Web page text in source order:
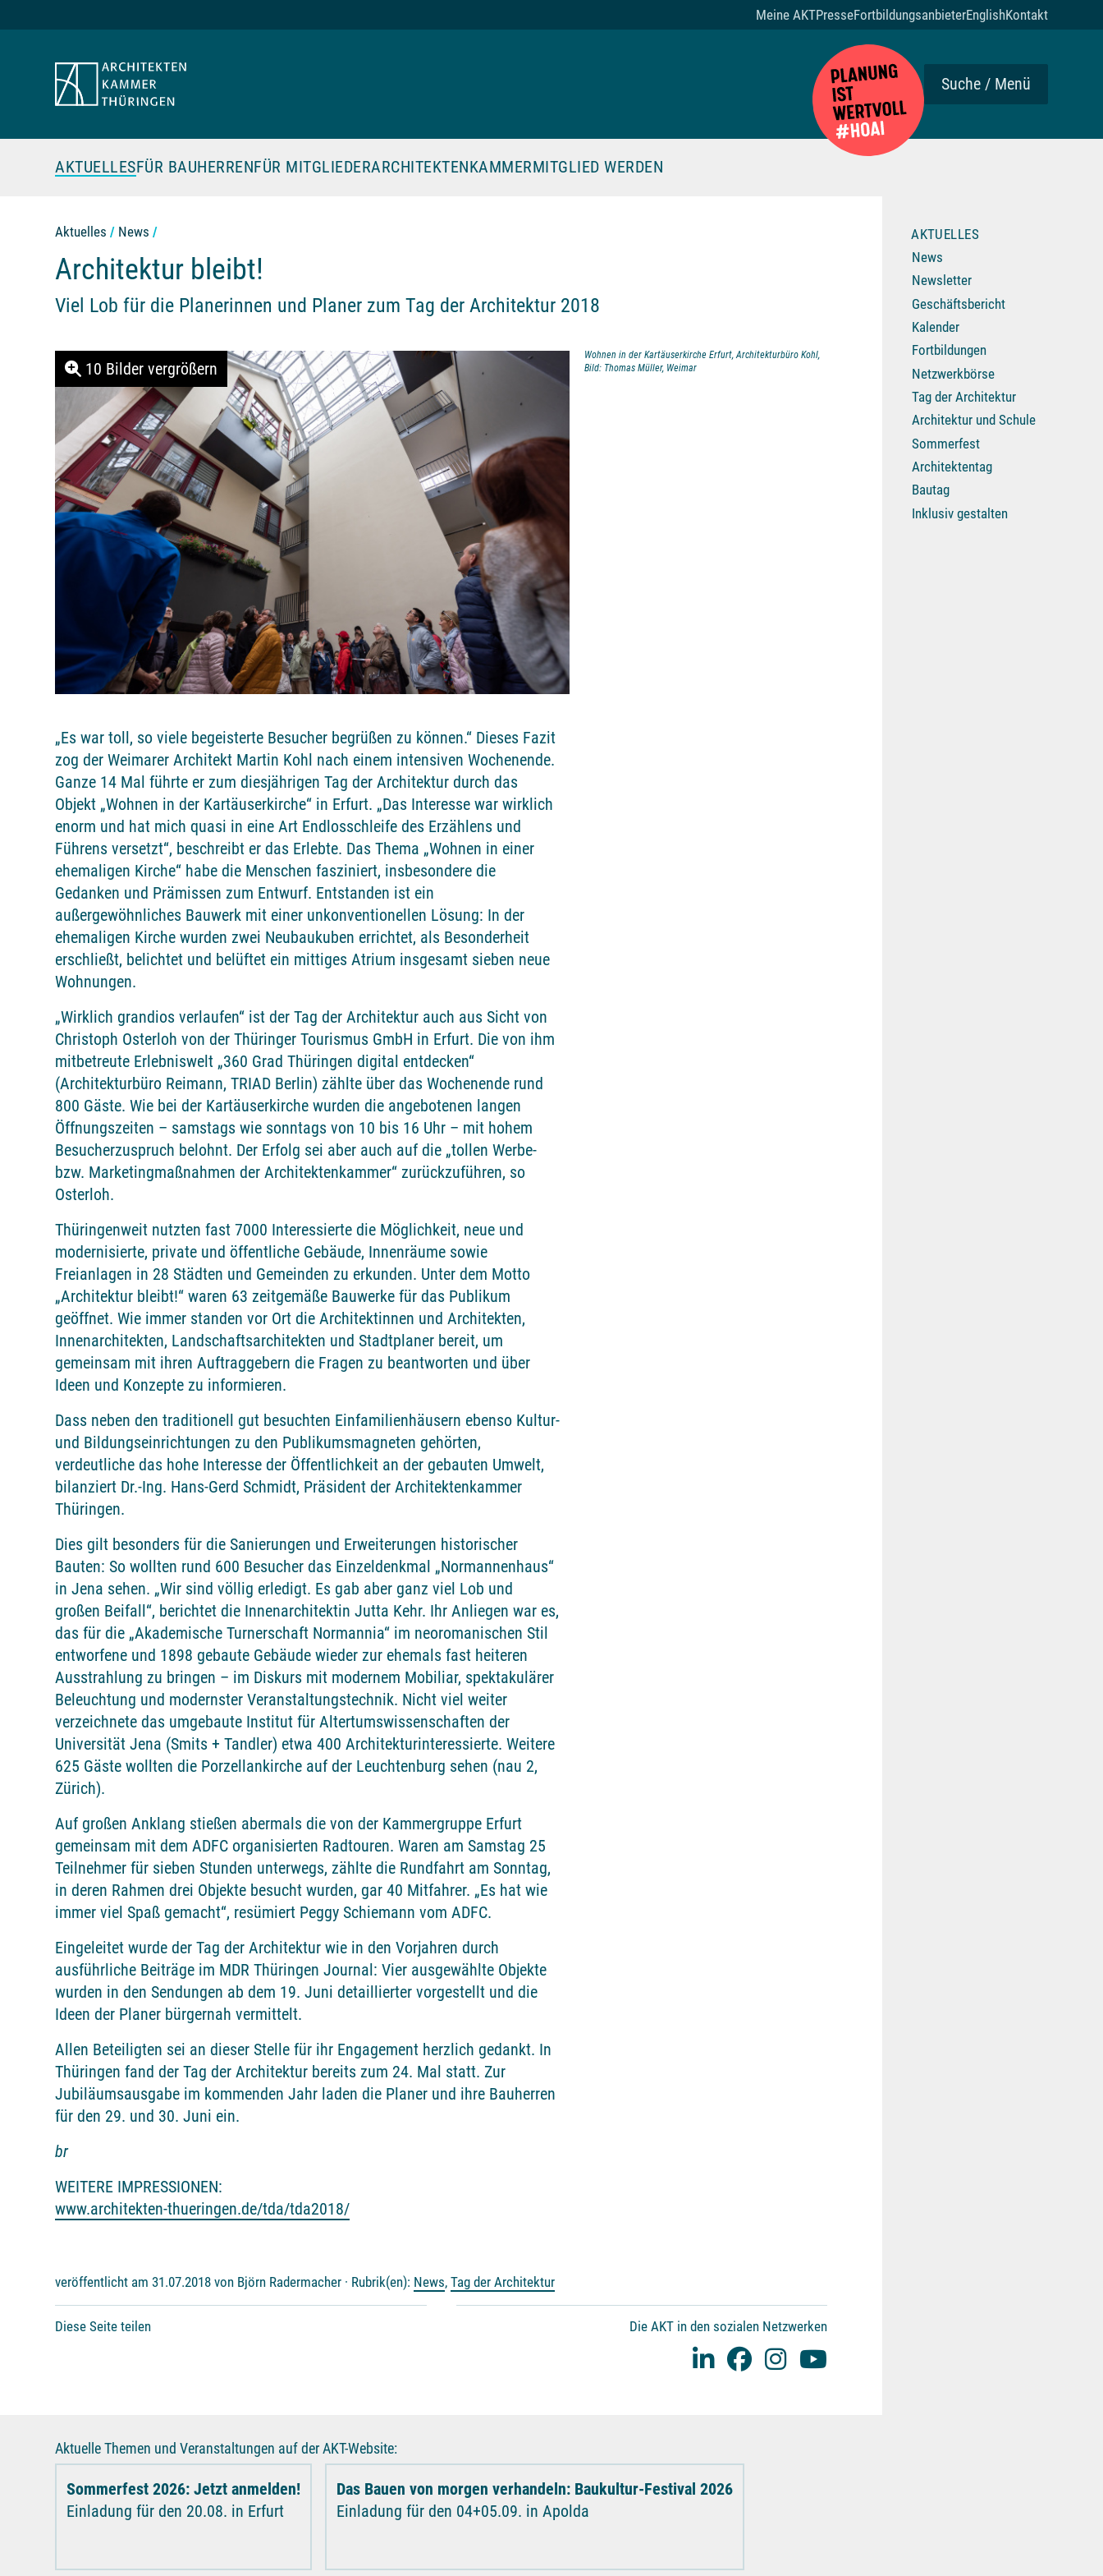
Suche / Menü
AKTUELLESFÜR BAUHERRENFÜR MITGLIEDERARCHITEKTENKAMMERMITGLIED WERDEN
Meine AKTPresseFortbildungsanbieterEnglishKontakt
Aktuelles News
Architektur bleibt!
Viel Lob für die Planerinnen und Planer zum Tag der Architektur 2018
10 Bilder vergrößern
Wohnen in der Kartäuserkirche Erfurt, Architekturbüro Kohl,
Bild: Thomas Müller, Weimar
„Es war toll, so viele begeisterte Besucher begrüßen zu können.“ Dieses Fazit
zog der Weimarer Architekt Martin Kohl nach einem intensiven Wochenende.
Ganze 14 Mal führte er zum diesjährigen Tag der Architektur durch das
Objekt „Wohnen in der Kartäuserkirche“ in Erfurt. „Das Interesse war wirklich
enorm und hat mich quasi in eine Art Endlosschleife des Erzählens und
Führens versetzt“, beschreibt er das Erlebte. Das Thema „Wohnen in einer
ehemaligen Kirche“ habe die Menschen fasziniert, insbesondere die
Gedanken und Prämissen zum Entwurf. Entstanden ist ein
außergewöhnliches Bauwerk mit einer unkonventionellen Lösung: In der
ehemaligen Kirche wurden zwei Neubaukuben errichtet, als Besonderheit
erschließt, belichtet und belüftet ein mittiges Atrium insgesamt sieben neue
Wohnungen.
„Wirklich grandios verlaufen“ ist der Tag der Architektur auch aus Sicht von
Christoph Osterloh von der Thüringer Tourismus GmbH in Erfurt. Die von ihm
mitbetreute Erlebniswelt „360 Grad Thüringen digital entdecken“
(Architekturbüro Reimann, TRIAD Berlin) zählte über das Wochenende rund
800 Gäste. Wie bei der Kartäuserkirche wurden die angebotenen langen
Öffnungszeiten – samstags wie sonntags von 10 bis 16 Uhr – mit hohem
Besucherzuspruch belohnt. Der Erfolg sei aber auch auf die „tollen Werbe-
bzw. Marketingmaßnahmen der Architektenkammer“ zurückzuführen, so
Osterloh.
Thüringenweit nutzten fast 7000 Interessierte die Möglichkeit, neue und
modernisierte, private und öffentliche Gebäude, Innenräume sowie
Freianlagen in 28 Städten und Gemeinden zu erkunden. Unter dem Motto
„Architektur bleibt!“ waren 63 zeitgemäße Bauwerke für das Publikum
geöffnet. Wie immer standen vor Ort die Architektinnen und Architekten,
Innenarchitekten, Landschaftsarchitekten und Stadtplaner bereit, um
gemeinsam mit ihren Auftraggebern die Fragen zu beantworten und über
Ideen und Konzepte zu informieren.
Dass neben den traditionell gut besuchten Einfamilienhäusern ebenso Kultur-
und Bildungseinrichtungen zu den Publikumsmagneten gehörten,
verdeutliche das hohe Interesse der Öffentlichkeit an der gebauten Umwelt,
bilanziert Dr.-Ing. Hans-Gerd Schmidt, Präsident der Architektenkammer
Thüringen.
Dies gilt besonders für die Sanierungen und Erweiterungen historischer
Bauten: So wollten rund 600 Besucher das Einzeldenkmal „Normannenhaus“
in Jena sehen. „Wir sind völlig erledigt. Es gab aber ganz viel Lob und
großen Beifall“, berichtet die Innenarchitektin Jutta Kehr. Ihr Anliegen war es,
das für die „Akademische Turnerschaft Normannia“ im neoromanischen Stil
entworfene und 1898 gebaute Gebäude wieder zur ehemals fast heiteren
Ausstrahlung zu bringen – im Diskurs mit modernem Mobiliar, spektakulärer
Beleuchtung und modernster Veranstaltungstechnik. Nicht viel weiter
verzeichnete das umgebaute Institut für Altertumswissenschaften der
Universität Jena (Smits + Tandler) etwa 400 Architekturinteressierte. Weitere
625 Gäste wollten die Porzellankirche auf der Leuchtenburg sehen (nau 2,
Zürich).
Auf großen Anklang stießen abermals die von der Kammergruppe Erfurt
gemeinsam mit dem ADFC organisierten Radtouren. Waren am Samstag 25
Teilnehmer für sieben Stunden unterwegs, zählte die Rundfahrt am Sonntag,
in deren Rahmen drei Objekte besucht wurden, gar 40 Mitfahrer. „Es hat wie
immer viel Spaß gemacht“, resümiert Peggy Schiemann vom ADFC.
Eingeleitet wurde der Tag der Architektur wie in den Vorjahren durch
ausführliche Beiträge im MDR Thüringen Journal: Vier ausgewählte Objekte
wurden in den Sendungen ab dem 19. Juni detaillierter vorgestellt und die
Ideen der Planer bürgernah vermittelt.
Allen Beteiligten sei an dieser Stelle für ihr Engagement herzlich gedankt. In
Thüringen fand der Tag der Architektur bereits zum 24. Mal statt. Zur
Jubiläumsausgabe im kommenden Jahr laden die Planer und ihre Bauherren
für den 29. und 30. Juni ein.
br
WEITERE IMPRESSIONEN:
www.architekten-thueringen.de/tda/tda2018/
veröffentlicht am 31.07.2018 von Björn Radermacher · Rubrik(en): News,Tag der Architektur
Diese Seite teilen Die AKT in den sozialen Netzwerken
AKTUELLES
News
Newsletter
Geschäftsbericht
Kalender
Fortbildungen
Netzwerkbörse
Tag der Architektur
Architektur und Schule
Sommerfest
Architektentag
Bautag
Inklusiv gestalten
Aktuelle Themen und Veranstaltungen auf der AKT-Website:
Sommerfest 2026: Jetzt anmelden!
Einladung für den 20.08. in Erfurt
Das Bauen von morgen verhandeln: Baukultur-Festival 2026
Einladung für den 04+05.09. in Apolda